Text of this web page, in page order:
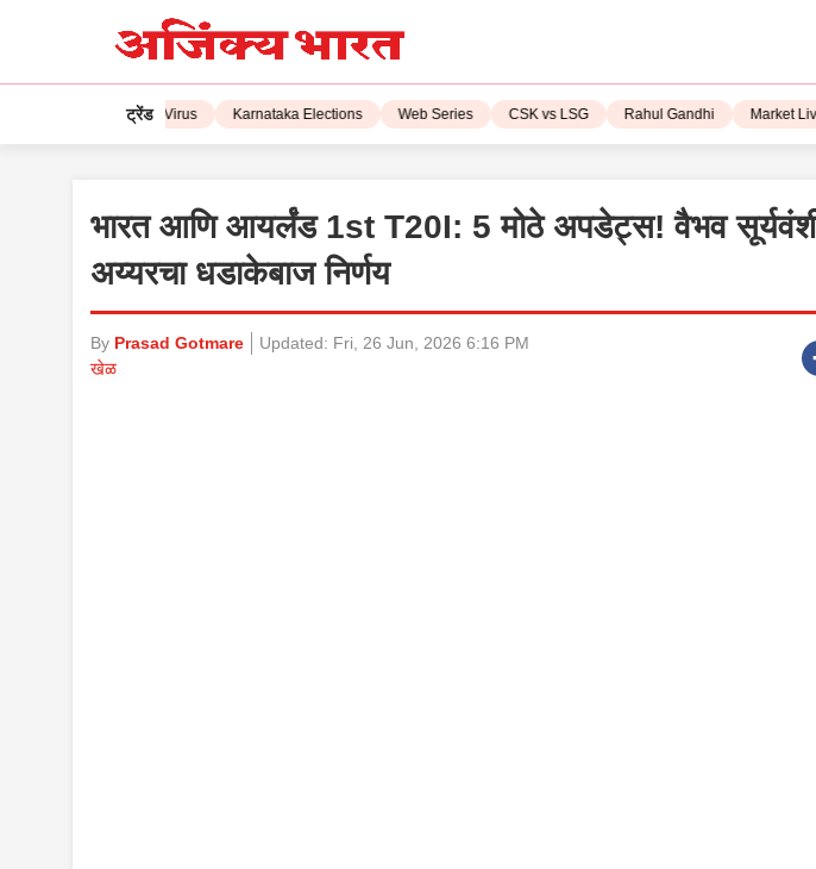
ट्रेंड
Corona Virus Karnataka Elections Web Series CSK vs LSG Rahul Gandhi Market Live!
भारत आणि आयर्लंड 1st T20I: 5 मोठे अपडेट्स! वैभव
अय्यरचा धडाकेबाज निर्णय
By Prasad Gotmare Updated: Fri, 26 Jun, 2026 6:16 PM
खेळ